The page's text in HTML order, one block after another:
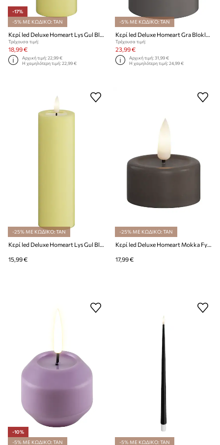
-17%
-5% ΜΕ ΚΩΔΙΚΟ: TAN
Κερί led Deluxe Homeart Lys Gul Bloklys 7,5 x 20 cm
Τρέχουσα τιμή:
18,99 €
Αρχική τιμή:22,99 €
Η χαμηλότερη τιμή:22,99 €
-5% ΜΕ ΚΩΔΙΚΟ: TAN
Κερί led Deluxe Homeart Gra Bloklys 10 x 15 cm
Τρέχουσα τιμή:
23,99 €
Αρχική τιμή:31,99 €
Η χαμηλότερη τιμή:24,99 €
-25% ΜΕ ΚΩΔΙΚΟ: TAN
Κερί led Deluxe Homeart Lys Gul Bloklys 5 x 15 cm
15,99 €
-25% ΜΕ ΚΩΔΙΚΟ: TAN
Κερί led Deluxe Homeart Mokka Fyrfadslys 4 x 4,5 cm 2-pack
17,99 €
-10%
-5% ΜΕ ΚΩΔΙΚΟ: TAN
-5% ΜΕ ΚΩΔΙΚΟ: TAN